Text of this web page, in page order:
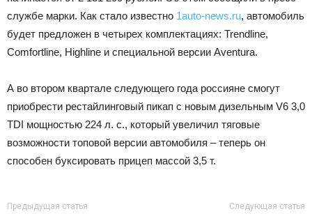
службе марки. Как стало известно 1auto-news.ru, автомобиль
будет предложен в четырех комплектациях: Trendline,
Comfortline, Highline и специальной версии Aventura.
А во втором квартале следующего года россияне смогут
приобрести рестайлинговый пикап с новым дизельным V6 3,0
TDI мощностью 224 л. с., который увеличил тяговые
возможности топовой версии автомобиля – теперь он
способен буксировать прицеп массой 3,5 т.
Предыдущая статья Следующая статья